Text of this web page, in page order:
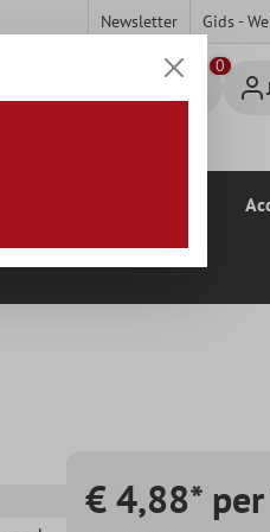
Newsletter Gids -
€ 4,88*